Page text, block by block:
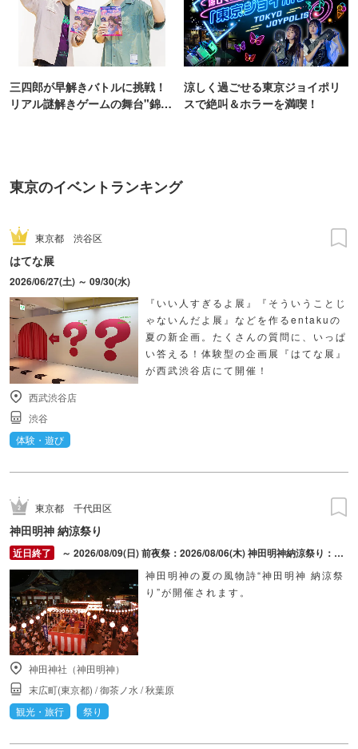
三四郎が早解きバトルに挑戦！
リアル謎解きゲームの舞台"錦糸
涼しく過ごせる東京ジョイポリ
スで絶叫＆ホラーを満喫！
東京のイベントランキング
東京都 渋谷区
はてな展
2026/06/27(土) ～ 09/30(水)
『いい人すぎるよ展』『そういうことじ
ゃないんだよ展』などを作るentakuの
夏の新企画。たくさんの質問に、いっぱ
い答える！体験型の企画展『はてな展』
が西武渋谷店にて開催！
西武渋谷店
渋谷
体験・遊び
東京都 千代田区
神田明神 納涼祭り
～ 2026/08/09(日) 前夜祭：2026/08/06(木) 神田明神納涼祭り：2026/08/07(金) ～ 2026/08/09(日)
神田明神の夏の風物詩“神田明神 納涼祭
り”が開催されます。
神田神社（神田明神）
末広町(東京都) /御茶ノ水 /秋葉原
観光・旅行
祭り